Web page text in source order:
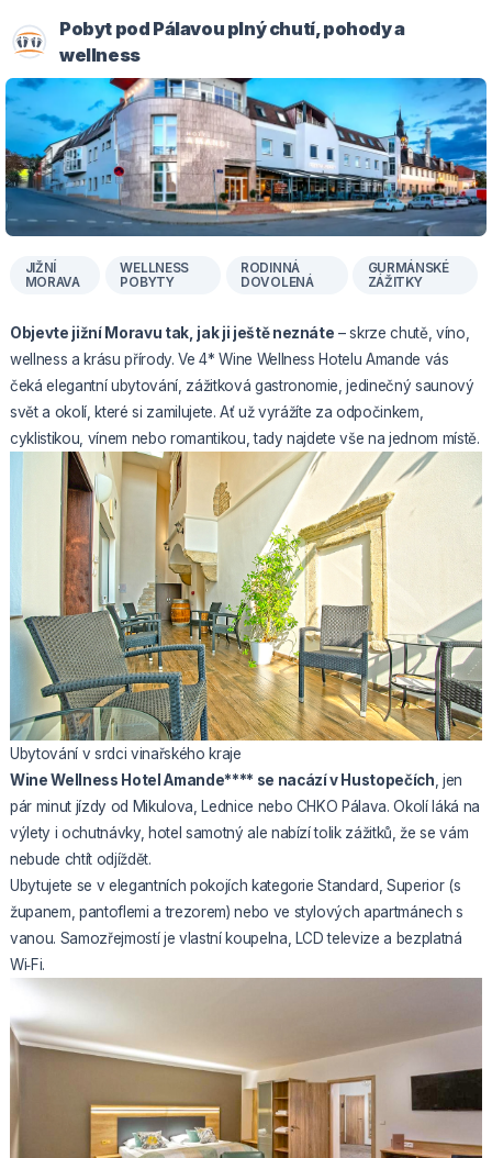
Pobyt pod Pálavou plný chutí, pohody a
wellness
JIŽNÍ
MORAVA
WELLNESS
POBYTY
RODINNÁ
DOVOLENÁ
GURMÁNSKÉ
ZÁŽITKY
Objevte jižní Moravu tak, jak ji ještě neznáte – skrze chutě, víno,
wellness a krásu přírody. Ve 4* Wine Wellness Hotelu Amande vás
čeká elegantní ubytování, zážitková gastronomie, jedinečný saunový
svět a okolí, které si zamilujete. Ať už vyrážíte za odpočinkem,
cyklistikou, vínem nebo romantikou, tady najdete vše na jednom místě.
Ubytování v srdci vinařského kraje
Wine Wellness Hotel Amande**** se nacází v Hustopečích , jen
pár minut jízdy od Mikulova, Lednice nebo CHKO Pálava. Okolí láká na
výlety i ochutnávky, hotel samotný ale nabízí tolik zážitků, že se vám
nebude chtít odjíždět.
Ubytujete se v elegantních pokojích kategorie Standard, Superior (s
županem, pantoflemi a trezorem) nebo ve stylových apartmánech s
vanou. Samozřejmostí je vlastní koupelna, LCD televize a bezplatná
Wi‑Fi.